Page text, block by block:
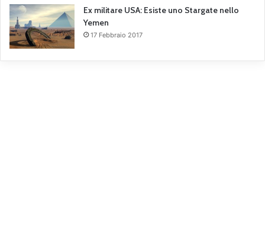
Ex militare USA: Esiste uno Stargate nello
Yemen
17 Febbraio 2017